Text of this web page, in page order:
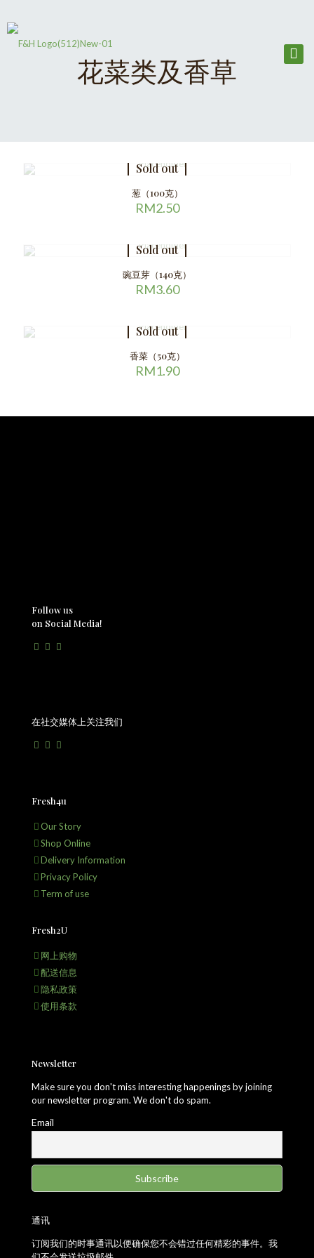
花菜类及香草
Sold out
葱（100克）
RM2.50
Sold out
豌豆芽（140克）
RM3.60
Sold out
香菜（50克）
RM1.90
Follow us
on Social Media!
在社交媒体上关注我们
Fresh4u
Our Story
Shop Online
Delivery Information
Privacy Policy
Term of use
Fresh2U
网上购物
配送信息
隐私政策
使用条款
Newsletter
Make sure you don't miss interesting happenings by joining
our newsletter program. We don't do spam.
Email
通讯
订阅我们的时事通讯以便确保您不会错过任何精彩的事件。我